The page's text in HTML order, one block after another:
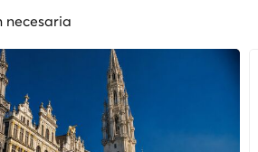
necesaria